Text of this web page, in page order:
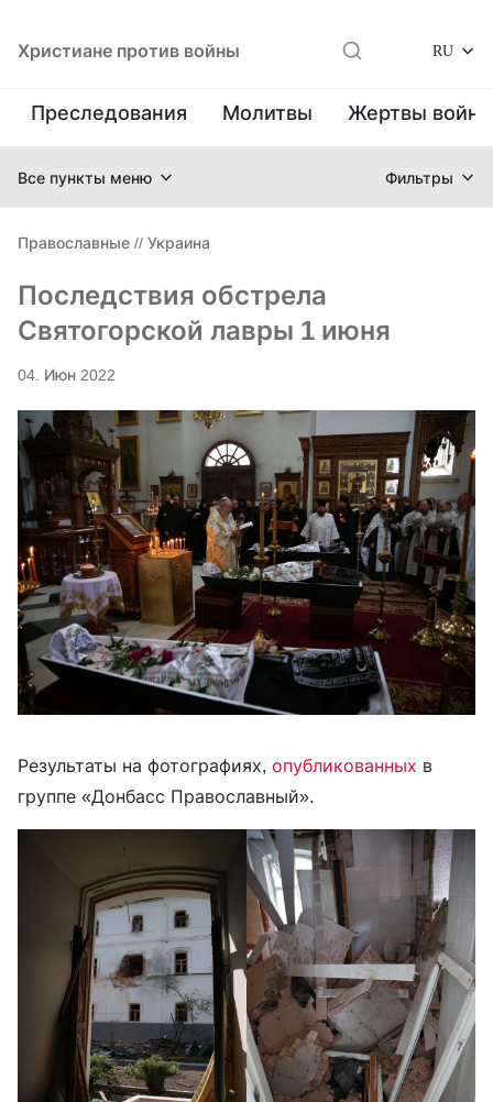
Христиане против войны RU
Преследования Молитвы Жертвы
Все пункты меню Фильтры
Православные // Украина
Последствия обстрела
Святогорской лавры 1 июня
04. Июн 2022
Результаты на фотографиях, опубликованных в
группе «Донбасс Православный».